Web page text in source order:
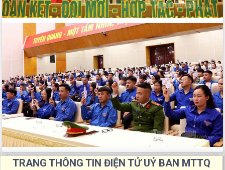
TRANG THÔNG TIN ĐIỆN TỬ UỶ BAN MTTQ